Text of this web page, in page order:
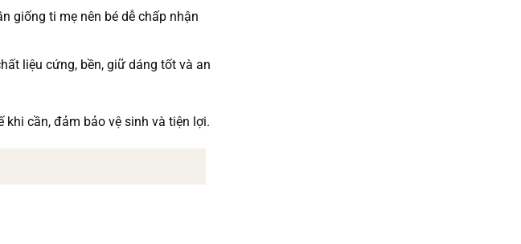
giống ti mẹ nên bé dễ chấp nhận
liệu cứng, bền, giữ dáng tốt và an
cần, đảm bảo vệ sinh và tiện lợi.